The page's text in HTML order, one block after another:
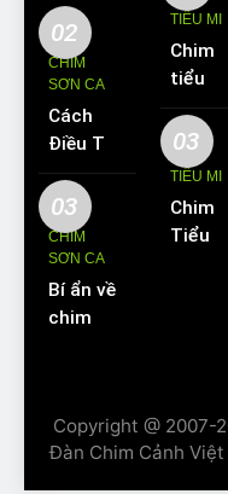
02
CHIM
SƠN CA
Cách
Điều Trị
Hiệu
Quả
Các
Bệnh
Thường
Gặp Ở
03
CHIM
SƠN CA
Bí ẩn về
chim
và môi
trường
TIỂU MI
Chim
tiểu mi
ăn gì?
Kinh
nghiệm
chim
tiểu mi
03
TIỂU MI
Chim
Tiểu Mi
nào?
Giá
nhiêu
Copyright @ 2007-
Đàn Chim Cảnh